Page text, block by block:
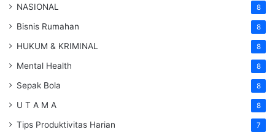
NASIONAL 8
Bisnis Rumahan 8
HUKUM & KRIMINAL 8
Mental Health 8
Sepak Bola 8
U T A M A 8
Tips Produktivitas Harian 7